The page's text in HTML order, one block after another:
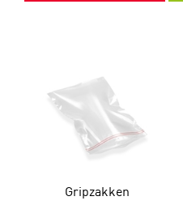
Gripzakken